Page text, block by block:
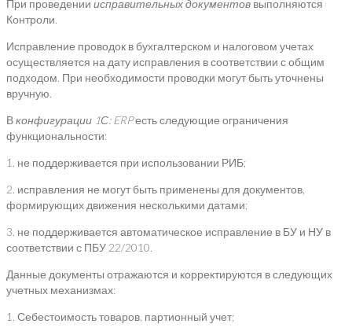
При проведении исправительных документов выполняются
Контроли.
Исправление проводок в бухгалтерском и налоговом учетах
осуществляется на дату исправления в соответствии с общим
подходом. При необходимости проводки могут быть уточнены
вручную.
Вконфигурации 1С: ERPесть следующие ограничения
функциональности:
1. не поддерживается при использовании РИБ;
2. исправления не могут быть применены для документов,
формирующих движения несколькими датами;
3. не поддерживается автоматическое исправление в БУ и НУ в
соответствии с ПБУ 22/2010.
Данные документы отражаются и корректируются в следующих
учетных механизмах:
1. Себестоимость товаров, партионный учет;